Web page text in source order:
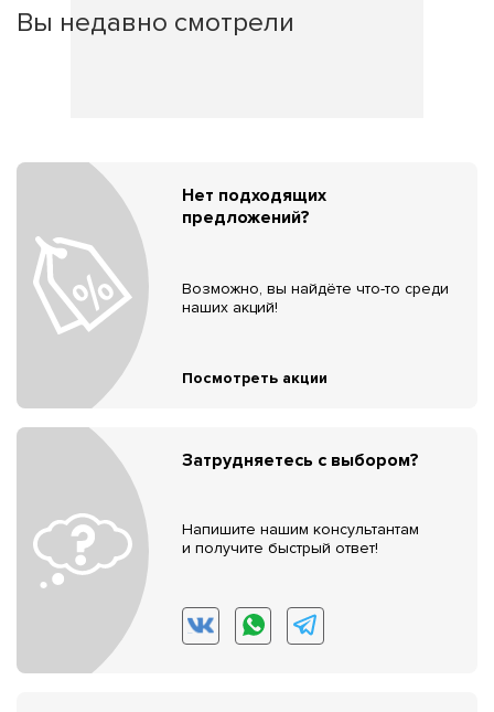
Вы недавно смотрели
Нет подходящих
предложений?
Возможно, вы найдёте что-то среди
наших акций!
Посмотреть акции
Затрудняетесь с выбором?
Напишите нашим консультантам
и получите быстрый ответ!